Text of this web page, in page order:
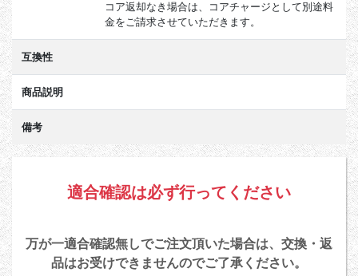
コア返却なき場合は、コアチャージとして別途料
金をご請求させていただきます。
互換性
商品説明
備考
適合確認は必ず行ってください
万が一適合確認無しでご注文頂いた場合は、交換・返
品はお受けできませんのでご了承ください。